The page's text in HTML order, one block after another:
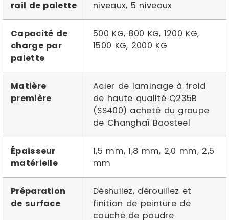
rail de palette
niveaux, 5 niveaux
Capacité de
charge par
palette
500 KG, 800 KG, 1200 KG,
1500 KG, 2000 KG
Matière
première
Acier de laminage à froid
de haute qualité Q235B
(SS400) acheté du groupe
de Changhaï Baosteel
Épaisseur
matérielle
1,5 mm, 1,8 mm, 2,0 mm, 2,5
mm
Préparation
de surface
Déshuilez, dérouillez et
finition de peinture de
couche de poudre